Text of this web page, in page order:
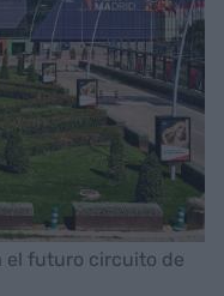
el futuro circuito de